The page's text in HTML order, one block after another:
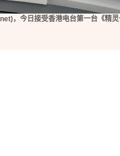
，今日接受香港电台第一台《精灵